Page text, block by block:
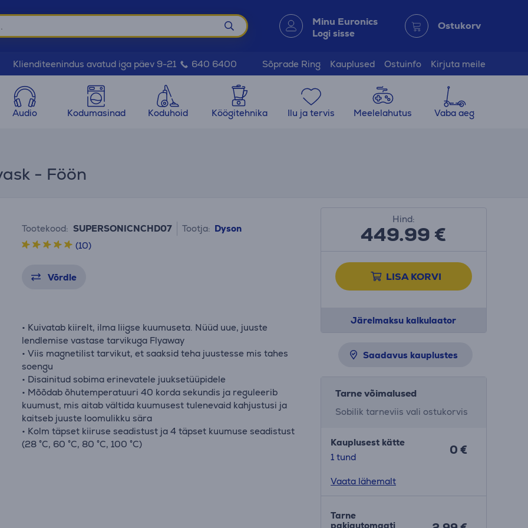
Minu Euronics
Logi sisse
Ostukorv
Klienditeenindus avatud iga päev 9-21 640 6400 Sõprade Ring Kauplused Ostuinfo Kirjuta meile
Audio Kodumasinad Koduhoid Köögitehnika Ilu ja tervis Meelelahutus Vaba aeg
- Föön
Tootekood: SUPERSONICNCHD07 Tootja: Dyson
(10)
Võrdle
• Kuivatab kiirelt, ilma liigse kuumuseta. Nüüd uue, juuste
lendlemise vastase tarvikuga Flyaway
• Viis magnetilist tarvikut, et saaksid teha juustesse mis tahes
soengu
• Disainitud sobima erinevatele juuksetüüpidele
• Mõõdab õhutemperatuuri 40 korda sekundis ja reguleerib
kuumust, mis aitab vältida kuumusest tulenevaid kahjustusi ja
kaitseb juuste loomulikku sära
• Kolm täpset kiiruse seadistust ja 4 täpset kuumuse seadistust
(28 °C, 60 °C, 80 °C, 100 °C)
Hind:
449.99€
LISA KORVI
Järelmaksu kalkulaator
Saadavus kauplustes
Tarne võimalused
Sobilik tarneviis vali ostukorvis
Kauplusest kätte
1 tund
0 €
Vaata lähemalt
Tarne
pakiautomaati